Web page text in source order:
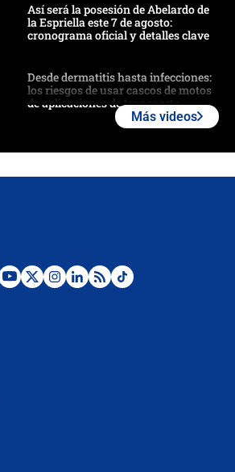
Así será la posesión de Abelardo de
la Espriella este 7 de agosto:
cronograma oficial y detalles clave
Desde dermatitis hasta infecciones:
los riesgos de usar cascos de motos
de aplicaciones de transporte
Posesión de Abelardo De La Espriella
Más videos